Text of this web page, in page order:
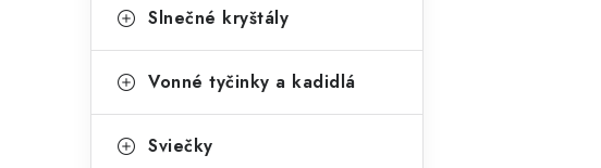
l
Slnečné kryštály
Vonné tyčinky a kadidlá
Sviečky